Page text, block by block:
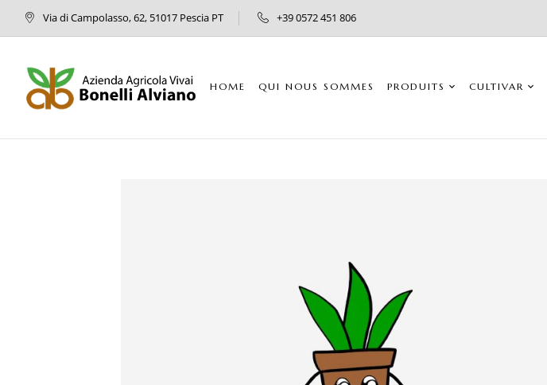
Via di Campolasso, 62, 51017 Pescia PT +39 0572 451 806
HOME QUI NOUS SOMMES PRODUITS CULTIVAR